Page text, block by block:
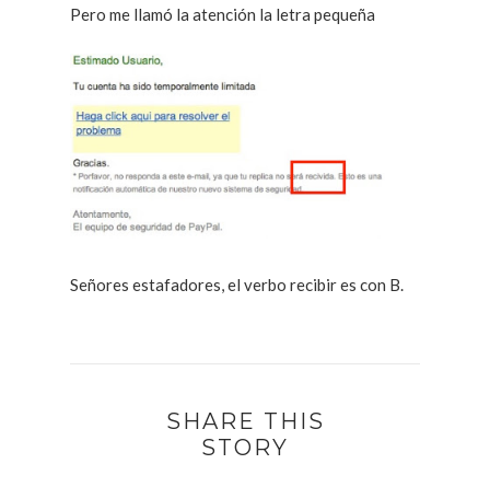
Pero me llamó la atención la letra pequeña
Señores estafadores, el verbo recibir es con B.
SHARE THIS
STORY